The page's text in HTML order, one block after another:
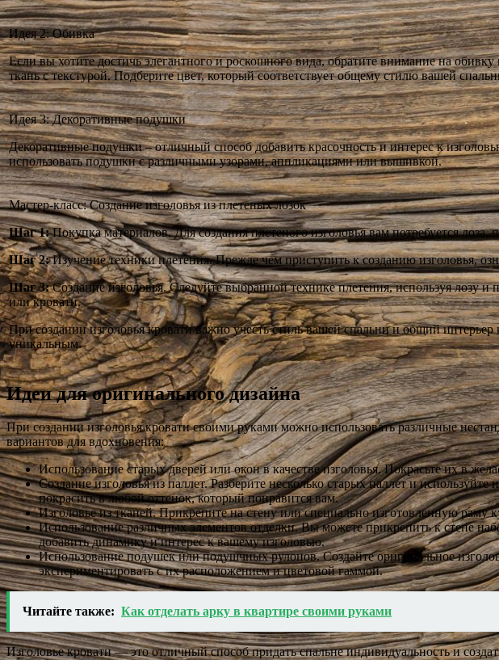
Идея 2: Обивка
Если вы хотите достичь элегантного и роскошного вида, обратите внимание на
ткань с текстурой. Подберите цвет, который соответствует общему стилю вашей
Идея 3: Декоративные подушки
Декоративные подушки – отличный способ добавить красочность и интерес к
использовать подушки с различными узорами, аппликациями или вышивкой.
Мастер-класс: Создание изголовья из плетеных лозок
Шаг 1:Покупка материалов. Для создания плетеного изголовья вам потребуется
Шаг 2:Изучение техники плетения. Прежде чем приступить к созданию изголовья,
Шаг 3:Создание изголовья. Следуйте выбранной технике плетения, используя лозу
или кровати.
При создании изголовья кровати важно учесть стиль вашей спальни и общий
уникальным.
Идеи для оригинального дизайна
При создании изголовья кровати своими руками можно использовать различные
вариантов для вдохновения:
Использование старых дверей или окон в качестве изголовья. Покрасьте их в
Создание изголовья из паллет. Разберите несколько старых паллет и
покрасить в любой оттенок, который понравится вам.
Изголовье из тканей. Прикрепите на стену или специально изготовленную
Использование различных элементов отделки. Вы можете прикрепить к стене
добавить динамику и интерес к вашему изголовью.
Использование подушек или подушчных рулонов. Создайте оригинальное
экспериментировать с их расположением и цветовой гаммой.
Читайте также: Как отделать арку в квартире своими руками
Изголовье кровати — это отличный способ придать спальне индивидуальность и